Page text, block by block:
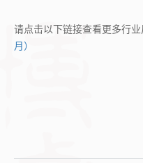
请点击以下链接查看更多行业
月）